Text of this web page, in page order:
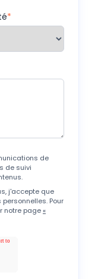
*
de
de suivi
j'accepte que
Pour
notre page«